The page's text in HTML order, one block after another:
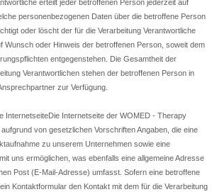
erteilt jeder betroffenen Person jederzeit auf
personenbezogenen Daten über die betroffene Person
oder löscht der für die Verarbeitung Verantwortliche
Wunsch oder Hinweis der betroffenen Person, soweit dem
entgegenstehen. Die Gesamtheit der
Verantwortlichen stehen der betroffenen Person in
zur Verfügung.
InternetseiteDie Internetseite der WOMED - Therapy
von gesetzlichen Vorschriften Angaben, die eine
zu unserem Unternehmen sowie eine
uns ermöglichen, was ebenfalls eine allgemeine Adresse
Post (E-Mail-Adresse) umfasst. Sofern eine betroffene
Kontaktformular den Kontakt mit dem für die Verarbeitung